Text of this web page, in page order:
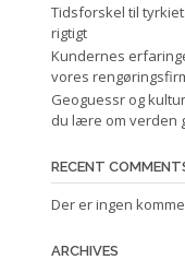
Tidsforskel til
rigtigt
Kundernes
vores
Geoguessr og
du lære om verden
RECENT
Der er ingen
ARCHIVES